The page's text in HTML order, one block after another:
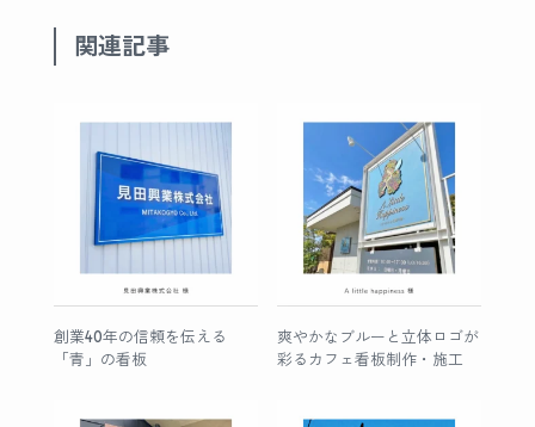
関連記事
創業40年の信頼を伝える
「青」の看板
爽やかなブルーと立体ロゴが
彩るカフェ看板制作・施工